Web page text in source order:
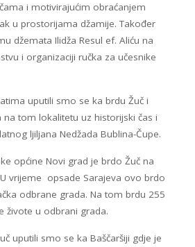
i motivirajućim obraćanjem
u prostorijama džamije. Također
džemata Ilidža Resul ef. Aliću na
i organizaciji ručka za učesnike
uputili smo se ka brdu Žuč i
tom lokalitetu uz historijski čas i
ljiljana Nedžada Bublina-Čupe.
općine Novi grad je brdo Žuč na
vrijeme opsade Sarajeva ovo brdo
odbrane grada. Na tom brdu 255
živote u odbrani grada.
uputili smo se ka Baščaršiji gdje je